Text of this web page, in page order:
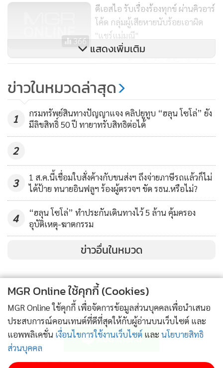
366
ดีเอสไอ รับเรื่องร้องทุกข์ ผ่านคิวอาร์
โค้ด กลุ่มผู้เสียหายนับร้อยเอาผิด
"แชร์แม่มณี"
94
ปชช.ตอบรับ "ชิมช้อปใช้"2 ติงฝ่าย
แสดงเพิ่มเติม
ข่าวในหมวดล่าสุด
1
กรมทรัพย์สินทางปัญญาแจง คลิปยูทูบ “ฮลุน โซโล่” ยัง
มีลิขสิทธิ์ 50 ปี ทายาทรับสิทธิต่อได้
2
3
1 ส.ค.นี้เชื่อมใบสั่งค้างกับขนส่งฯ ถึงจ่ายภาษีรถแล้วก็ไม่
ได้ป้าย ทนายอินฟลูฯ ร้องผู้ตรวจฯ ขัด รธน.หรือไม่?
4
“ฮลุน โซโล่” ทำประกันเดินทางไว้ 5 ล้าน คุ้มครอง
อุบัติเหตุ-ฆาตกรรม
ข่าวอื่นในหมวด
ติดตามข่าวสารผ่านทาง LINE
MGR Online Application
MGR Online ใช้คุกกี้ (Cookies)
MGR Online ใช้คุกกี้ เพื่อจัดการข้อมูลส่วนบุคคลเพื่อนำเสนอ
ประสบการณ์คอนเทนต์ที่ดีที่สุดให้กับผู้อ่านบนเว็บไซต์ และ
แอพพลิเคชั่น เงื่อนไขการใช้งานเว็บไซต์ และ นโยบายสิทธิ
ส่วนบุคคล